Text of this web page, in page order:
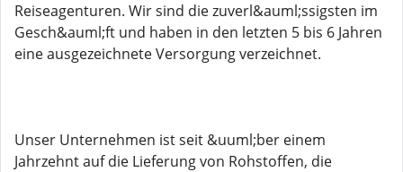
Reiseagenturen. Wir sind die zuverl&auml;ssigsten im
Gesch&auml;ft und haben in den letzten 5 bis 6 Jahren
eine ausgezeichnete Versorgung verzeichnet.
Unser Unternehmen ist seit &uuml;ber einem
Jahrzehnt auf die Lieferung von Rohstoffen, die